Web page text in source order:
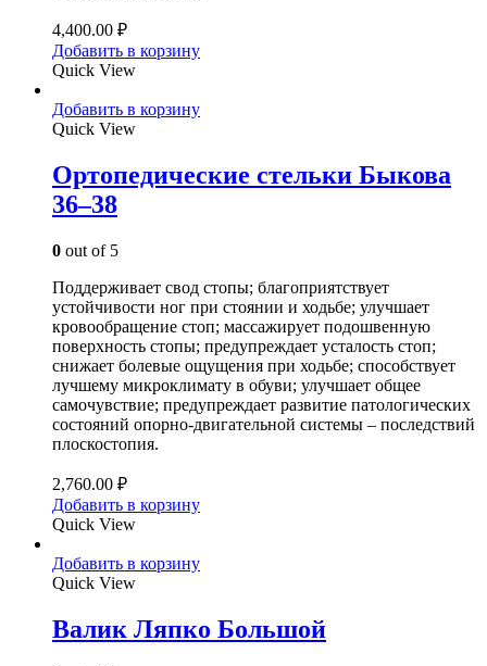
4,400.00 ₽
Добавить в корзину
Quick View
Добавить в корзину
Quick View
Ортопедические стельки Быкова
36–38
0 out of 5
Поддерживает свод стопы; благоприятствует
устойчивости ног при стоянии и ходьбе; улучшает
кровообращение стоп; массажирует подошвенную
поверхность стопы; предупреждает усталость стоп;
снижает болевые ощущения при ходьбе; способствует
лучшему микроклимату в обуви; улучшает общее
самочувствие; предупреждает развитие патологических
состояний опорно-двигательной системы – последствий
плоскостопия.
2,760.00 ₽
Добавить в корзину
Quick View
Добавить в корзину
Quick View
Валик Ляпко Большой